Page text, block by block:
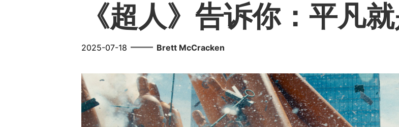
《超人》告诉你：平凡
2025-07-18 —— Brett McCracken